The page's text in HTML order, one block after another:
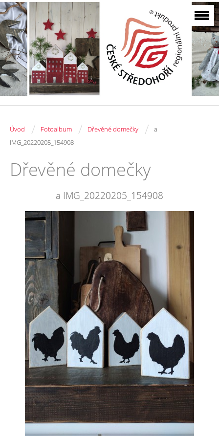
Úvod / Fotoalbum / Dřevěné domečky /
a
IMG_20220205_154908
Dřevěné domečky
a IMG_20220205_154908